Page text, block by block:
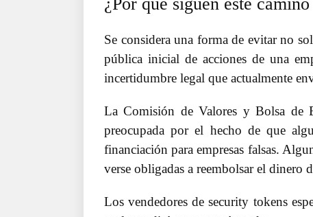
Se considera una forma de evitar no
pública inicial de acciones de una
incertidumbre legal que actualmente
La Comisión de Valores y Bolsa de
preocupada por el hecho de que
financiación para empresas falsas.
verse obligadas a reembolsar el dinero
Los vendedores de security tokens